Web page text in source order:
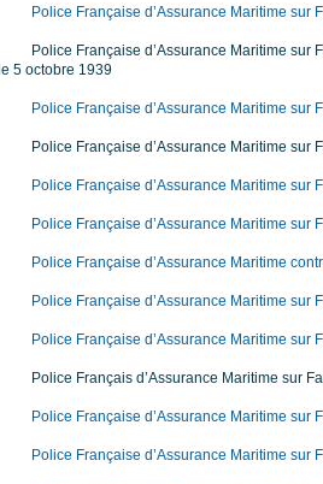
Police Française d’Assurance Maritime sur
Police Française d’Assurance Maritime
le 5 octobre 1939
Police Française d’Assurance Maritime
Police Française d’Assurance Maritime
Police Française d’Assurance Maritime sur
Police Française d’Assurance Maritime
Police Française d’Assurance Maritime
Police Française d’Assurance Maritime sur
Police Française d’Assurance Maritime sur
Police Français d’Assurance Maritime sur
Police Française d’Assurance Maritime sur
Police Française d’Assurance Maritime sur